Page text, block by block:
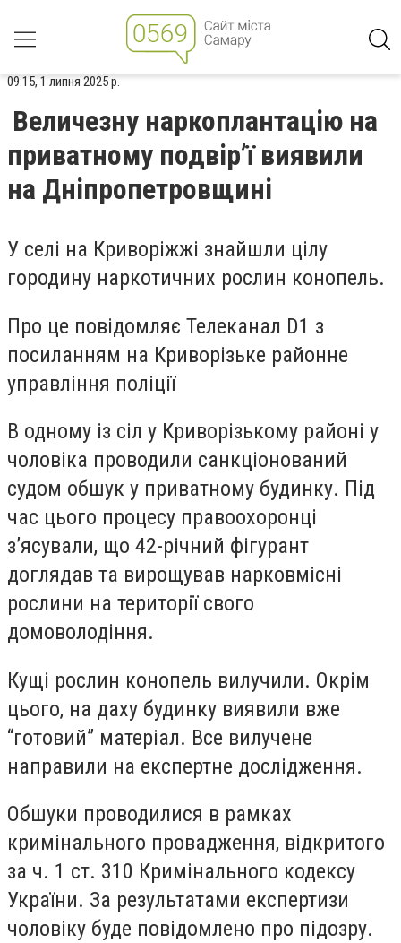
09:15, 1 липня 2025 р.
Величезну наркоплантацію на
приватному подвір’ї виявили
на Дніпропетровщині
У селі на Криворіжжі знайшли цілу
городину наркотичних рослин конопель.
Про це повідомляє Телеканал D1 з
посиланням на Криворізьке районне
управління поліції
В одному із сіл у Криворізькому районі у
чоловіка проводили санкціонований
судом обшук у приватному будинку. Під
час цього процесу правоохоронці
з’ясували, що 42-річний фігурант
доглядав та вирощував нарковмісні
рослини на території свого
домоволодіння.
Кущі рослин конопель вилучили. Окрім
цього, на даху будинку виявили вже
“готовий” матеріал. Все вилучене
направили на експертне дослідження.
Обшуки проводилися в рамках
кримінального провадження, відкритого
за ч. 1 ст. 310 Кримінального кодексу
України. За результатами експертизи
чоловіку буде повідомлено про підозру.